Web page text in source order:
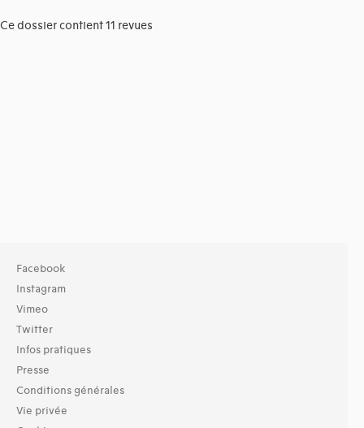
Ce dossier contient 11 revues
Facebook
Instagram
Vimeo
Twitter
Infos pratiques
Presse
Conditions générales
Vie privée